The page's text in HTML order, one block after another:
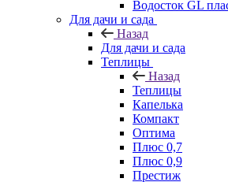
Водосток GL
Для дачи и сада
Назад
Для дачи и сада
Теплицы
Назад
Теплицы
Капелька
Компакт
Оптима
Плюс 0,7
Плюс 0,9
Престиж